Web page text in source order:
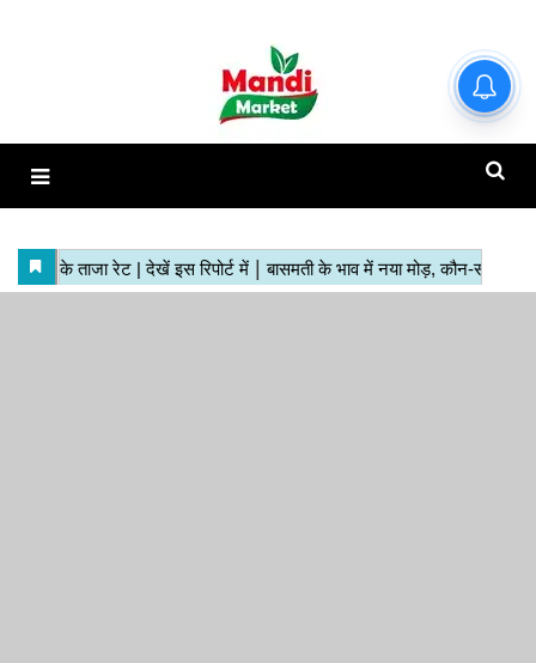
हाजिर मंडियों के ताजा रेट | देखें इस
रिपोर्ट में